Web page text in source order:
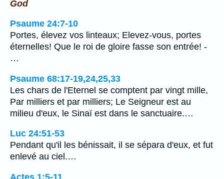
God
Psaume 24:7-10
Portes, élevez vos linteaux; Elevez-vous, portes
éternelles! Que le roi de gloire fasse son entrée! -
…
Psaume 68:17-19,24,25,33
Les chars de l'Eternel se comptent par vingt mille,
Par milliers et par milliers; Le Seigneur est au
milieu d'eux, le Sinaï est dans le sanctuaire.…
Luc 24:51-53
Pendant qu'il les bénissait, il se sépara d'eux, et fut
enlevé au ciel.…
Actes 1:5-11